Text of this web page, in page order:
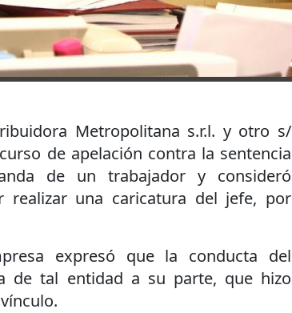
Metropolitana s.r.l. y otro s/
de apelación contra la sentencia
de un trabajador y consideró
realizar una caricatura del jefe, por
expresó que la conducta del
de tal entidad a su parte, que hizo